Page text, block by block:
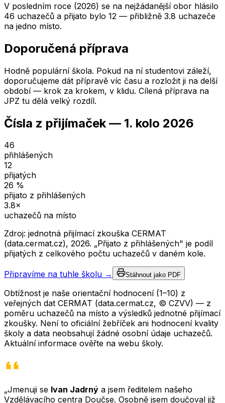
V posledním roce (2026) se na nejžádanější obor hlásilo
46 uchazečů a přijato bylo 12 — přibližně 3.8 uchazeče
na jedno místo.
Doporučená příprava
Hodně populární škola. Pokud na ní studentovi záleží,
doporučujeme dát přípravě víc času a rozložit ji na delší
období — krok za krokem, v klidu. Cílená příprava na
JPZ tu dělá velký rozdíl.
Čísla z přijímaček — 1. kolo 2026
46
přihlášených
12
přijatých
26 %
přijato z přihlášených
3.8×
uchazečů na místo
Zdroj: jednotná přijímací zkouška CERMAT
(data.cermat.cz), 2026. „Přijato z přihlášených" je podíl
přijatých z celkového počtu uchazečů v daném kole.
Připravíme na tuhle školu → Stáhnout jako PDF
Obtížnost je naše orientační hodnocení (1–10) z
veřejných dat CERMAT (data.cermat.cz, © CZVV) — z
poměru uchazečů na místo a výsledků jednotné přijímací
zkoušky. Není to oficiální žebříček ani hodnocení kvality
školy a data neobsahují žádné osobní údaje uchazečů.
Aktuální informace ověřte na webu školy.
„Jmenuji se Ivan Jadrný a jsem ředitelem našeho
Vzdělávacího centra Doučse. Osobně jsem doučoval již